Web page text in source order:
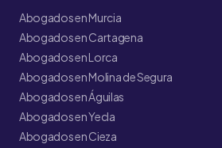
Abogados en Murcia
Abogados en Cartagena
Abogados en Lorca
Abogados en Molina de Segura
Abogados en Águilas
Abogados en Yecla
Abogados en Cieza